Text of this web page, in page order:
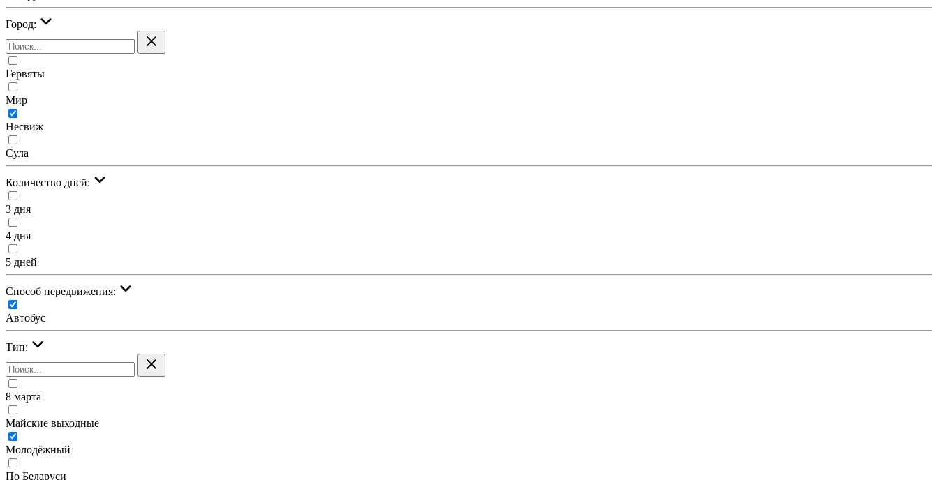
Город:
Гервяты
Мир
Несвиж
Сула
Количество дней:
3 дня
4 дня
5 дней
Cпособ передвижения:
Автобус
Тип:
8 марта
Майские выходные
Молодёжный
По Беларуси